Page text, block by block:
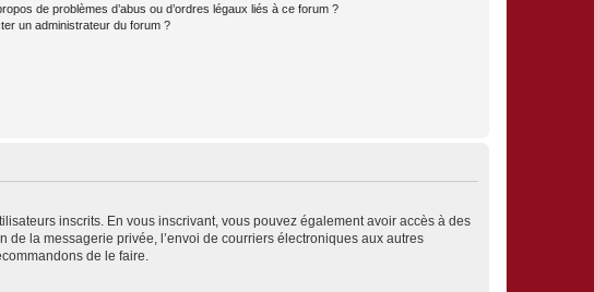
de problèmes d’abus ou d’ordres légaux liés à ce forum ?
un administrateur du forum ?
inscrits. En vous inscrivant, vous pouvez également avoir accès à des
de la messagerie privée, l’envoi de courriers électroniques aux autres
de le faire.